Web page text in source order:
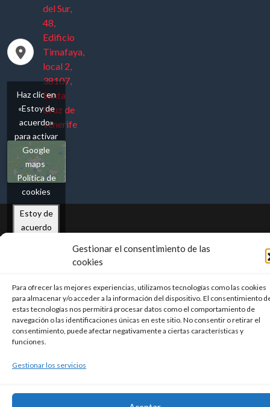
Gestionar el consentimiento de las
cookies
Para ofrecer las mejores experiencias, utilizamos tecnologías como las cookies
para almacenar y/o acceder a la información del dispositivo. El consentimiento
estas tecnologías nos permitirá procesar datos como el comportamiento de
navegación o las identificaciones únicas en este sitio. No consentir o retirar el
consentimiento, puede afectar negativamente a ciertas características y
funciones.
Gestionar los servicios
del Sur,
48,
Edificio
Timafaya,
local 2,
38107,
Santa
Cruz de
Tenerife
Haz clic en
«Estoy de
acuerdo»
para activar
Google
maps
Política de
cookies
Estoy de
acuerdo